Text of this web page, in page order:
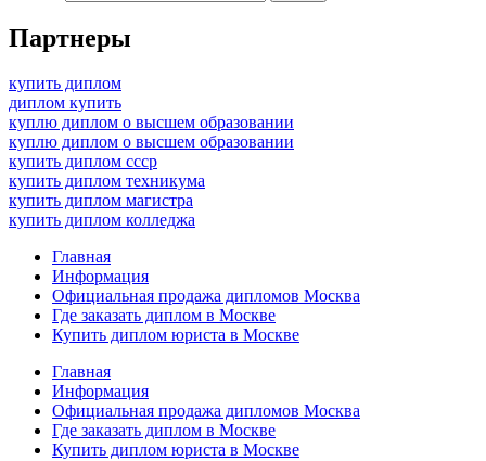
Партнеры
купить диплом
диплом купить
куплю диплом о высшем образовании
куплю диплом о высшем образовании
купить диплом ссср
купить диплом техникума
купить диплом магистра
купить диплом колледжа
Главная
Информация
Официальная продажа дипломов Москва
Где заказать диплом в Москве
Купить диплом юриста в Москве
Главная
Информация
Официальная продажа дипломов Москва
Где заказать диплом в Москве
Купить диплом юриста в Москве